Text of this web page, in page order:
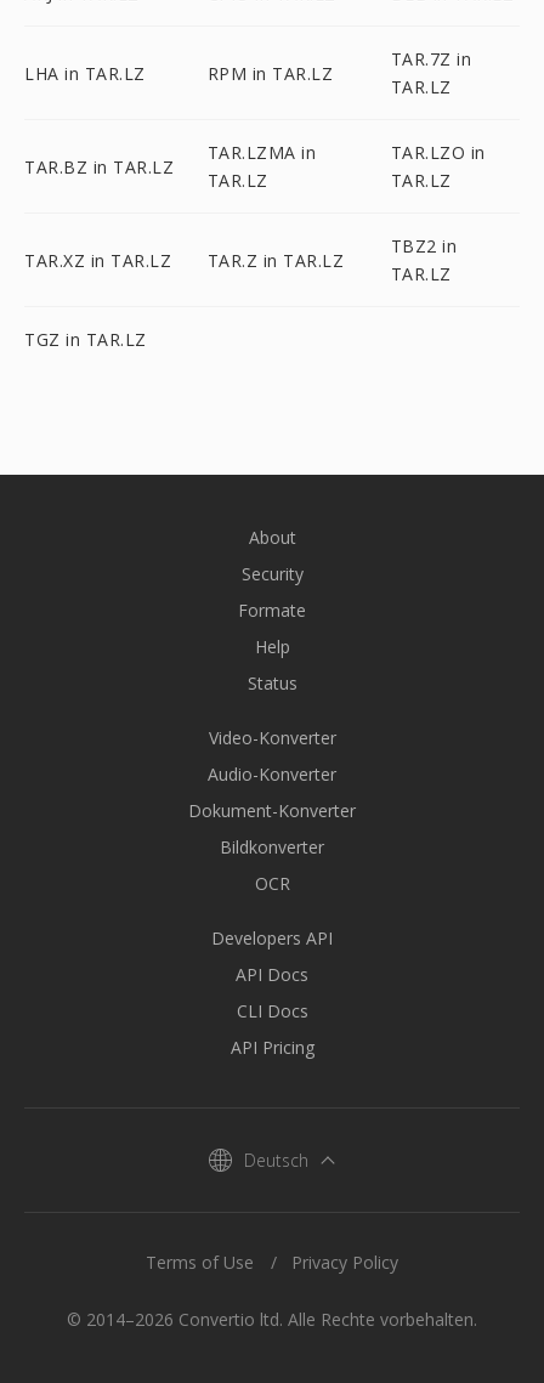
LHA in TAR.LZ RPM in TAR.LZ
TAR.7Z in
TAR.LZ
TAR.BZ in TAR.LZ
TAR.LZMA in
TAR.LZ
TAR.LZO in
TAR.LZ
TAR.XZ in TAR.LZ TAR.Z in TAR.LZ
TBZ2 in
TAR.LZ
TGZ in TAR.LZ
About
Security
Formate
Help
Status
Video-Konverter
Audio-Konverter
Dokument-Konverter
Bildkonverter
OCR
Developers API
API Docs
CLI Docs
API Pricing
Deutsch
© 2014–2026 Convertio ltd. Alle Rechte vorbehalten.
Terms of Use Privacy Policy